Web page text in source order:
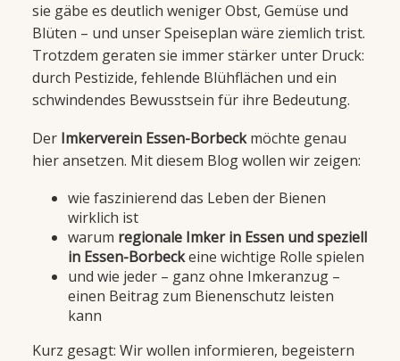
sie gäbe es deutlich weniger Obst, Gemüse und
Blüten – und unser Speiseplan wäre ziemlich trist.
Trotzdem geraten sie immer stärker unter Druck:
durch Pestizide, fehlende Blühflächen und ein
schwindendes Bewusstsein für ihre Bedeutung.
Der Imkerverein Essen-Borbeckmöchte genau
hier ansetzen. Mit diesem Blog wollen wir zeigen:
wie faszinierend das Leben der Bienen
wirklich ist
warum regionale Imker in Essen und speziell
in Essen-Borbeckeine wichtige Rolle spielen
und wie jeder – ganz ohne Imkeranzug –
einen Beitrag zum Bienenschutz leisten
kann
Kurz gesagt: Wir wollen informieren, begeistern